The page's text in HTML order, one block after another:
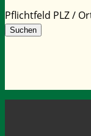
Pflichtfeld PLZ /
Suchen